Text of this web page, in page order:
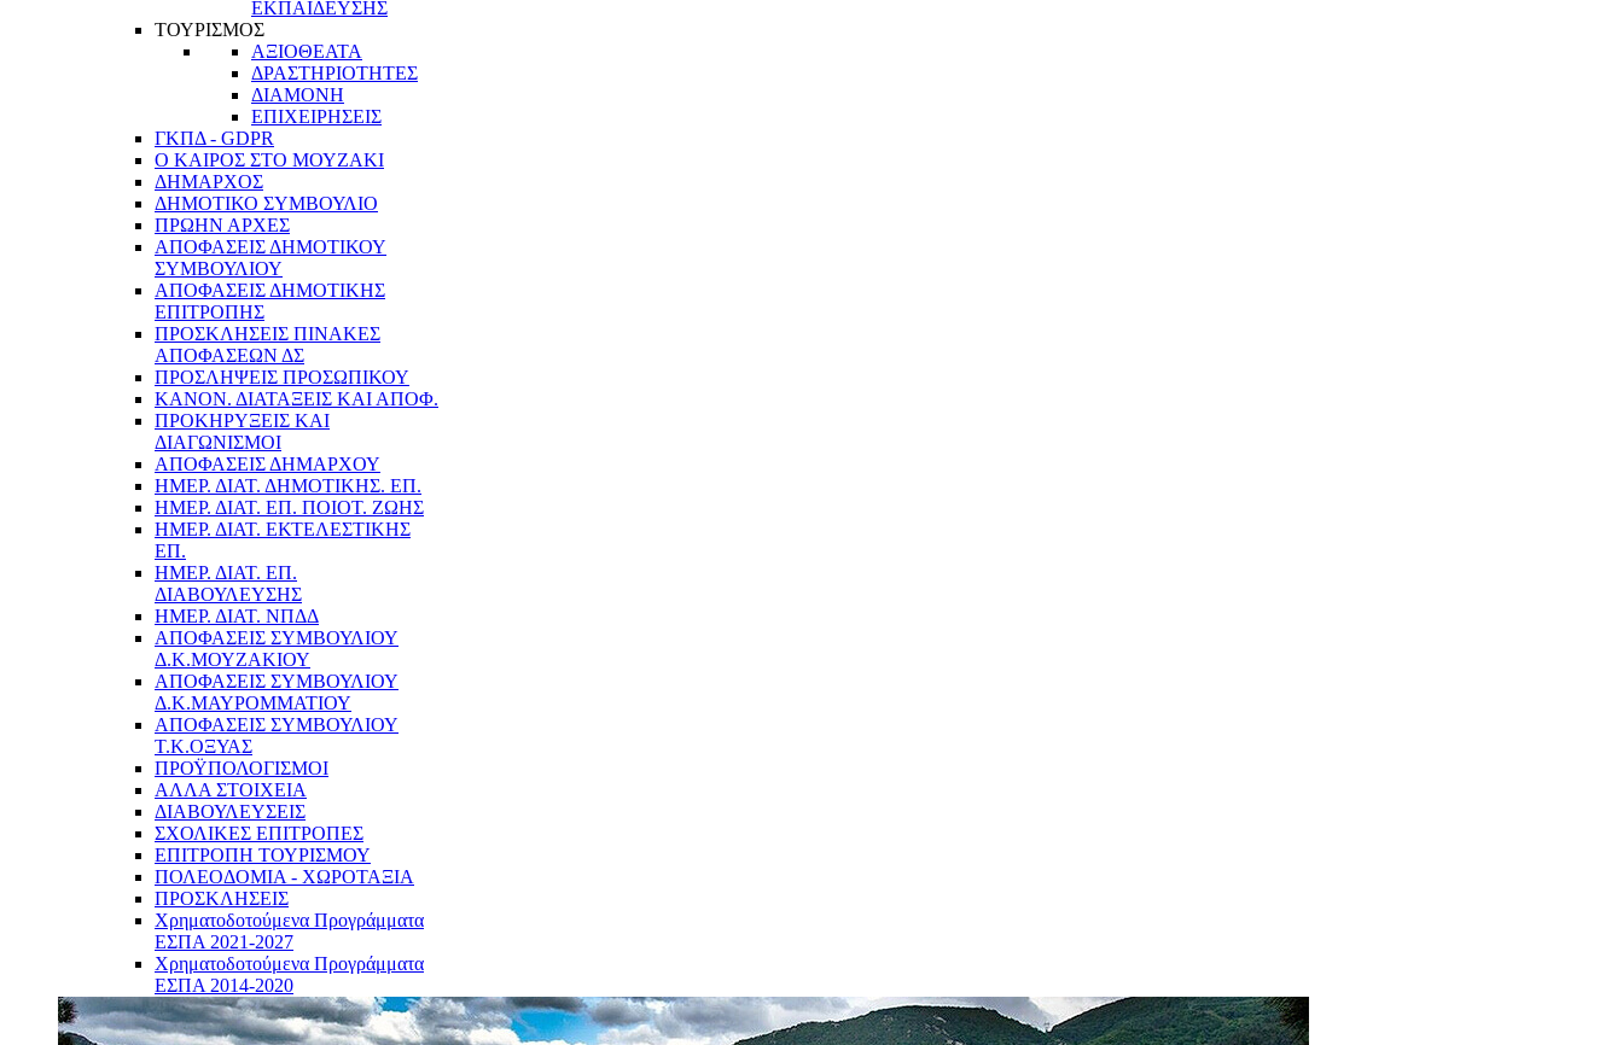
ΕΚΠΑΙΔΕΥΣΗΣ
ΤΟΥΡΙΣΜΟΣ
ΑΞΙΟΘΕΑΤΑ
ΔΡΑΣΤΗΡΙΟΤΗΤΕΣ
ΔΙΑΜΟΝΗ
ΕΠΙΧΕΙΡΗΣΕΙΣ
ΓΚΠΔ - GDPR
Ο ΚΑΙΡΟΣ ΣΤΟ ΜΟΥΖΑΚΙ
ΔΗΜΑΡΧΟΣ
ΔΗΜΟΤΙΚΟ ΣΥΜΒΟΥΛΙΟ
ΠΡΩΗΝ ΑΡΧΕΣ
ΑΠΟΦΑΣΕΙΣ ΔΗΜΟΤΙΚΟΥ
ΣΥΜΒΟΥΛΙΟΥ
ΑΠΟΦΑΣΕΙΣ ΔΗΜΟΤΙΚΗΣ
ΕΠΙΤΡΟΠΗΣ
ΠΡΟΣΚΛΗΣΕΙΣ ΠΙΝΑΚΕΣ
ΑΠΟΦΑΣΕΩΝ ΔΣ
ΠΡΟΣΛΗΨΕΙΣ ΠΡΟΣΩΠΙΚΟΥ
ΚΑΝΟΝ. ΔΙΑΤΑΞΕΙΣ ΚΑΙ ΑΠΟΦ.
ΠΡΟΚΗΡΥΞΕΙΣ ΚΑΙ
ΔΙΑΓΩΝΙΣΜΟΙ
ΑΠΟΦΑΣΕΙΣ ΔΗΜΑΡΧΟΥ
ΗΜΕΡ. ΔΙΑΤ. ΔΗΜΟΤΙΚΗΣ. ΕΠ.
ΗΜΕΡ. ΔΙΑΤ. ΕΠ. ΠΟΙOΤ. ΖΩΗΣ
ΗΜΕΡ. ΔΙΑΤ. ΕΚΤΕΛΕΣΤΙΚΗΣ
ΕΠ.
ΗΜΕΡ. ΔΙΑΤ. ΕΠ.
ΔΙΑΒΟΥΛΕΥΣΗΣ
ΗΜΕΡ. ΔΙΑΤ. ΝΠΔΔ
ΑΠΟΦΑΣΕΙΣ ΣΥΜΒΟΥΛΙΟΥ
Δ.Κ.ΜΟΥΖΑΚΙΟΥ
ΑΠΟΦΑΣΕΙΣ ΣΥΜΒΟΥΛΙΟΥ
Δ.Κ.ΜΑΥΡΟΜΜΑΤΙΟΥ
ΑΠΟΦΑΣΕΙΣ ΣΥΜΒΟΥΛΙΟΥ
Τ.Κ.ΟΞΥΑΣ
ΠΡΟΫΠΟΛΟΓΙΣΜΟΙ
ΑΛΛΑ ΣΤΟΙΧΕΙΑ
ΔΙΑΒΟΥΛΕΥΣΕΙΣ
ΣΧΟΛΙΚΕΣ ΕΠΙΤΡΟΠΕΣ
ΕΠΙΤΡΟΠΗ ΤΟΥΡΙΣΜΟΥ
ΠΟΛΕΟΔΟΜΙΑ - ΧΩΡΟΤΑΞΙΑ
ΠΡΟΣΚΛΗΣΕΙΣ
Χρηματοδοτούμενα Προγράμματα
ΕΣΠΑ 2021-2027
Χρηματοδοτούμενα Προγράμματα
ΕΣΠΑ 2014-2020